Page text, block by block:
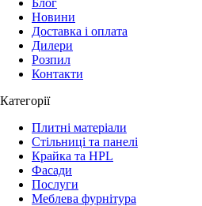
Новини
Доставка і оплата
Дилери
Розпил
Контакти
Категорії
Плитні матеріали
Стільниці та панелі
Крайка та HPL
Фасади
Послуги
Меблева фурнітура